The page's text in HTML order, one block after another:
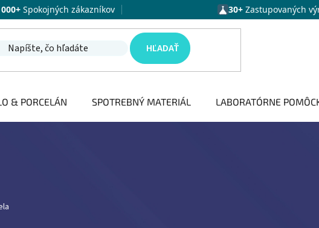
Spokojných zákazníkov 30+ Zastupovaných
HĽADAŤ
& PORCELÁN SPOTREBNÝ MATERIÁL LABORATÓRNE